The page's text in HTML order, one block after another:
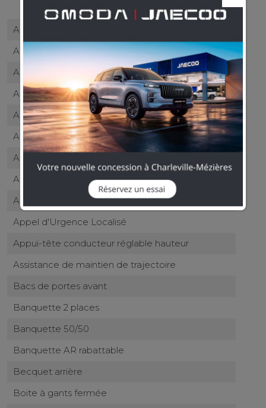
ABS
Accoudoir central AV
AFIL
Airbag conducteur
Airbag passager
Airbags rideaux
Antidémarrage électronique
Antipatinage
Appel d'Assistance Localisé
Appel d'Urgence Localisé
Appui-tête conducteur réglable hauteur
Assistance de maintien de trajectoire
Bacs de portes avant
Banquette 2 places
Banquette 50/50
Banquette AR rabattable
Becquet arrière
Boite à gants fermée